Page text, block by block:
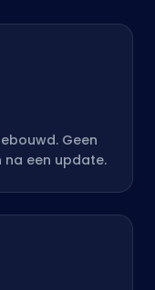
Geen
na een update.